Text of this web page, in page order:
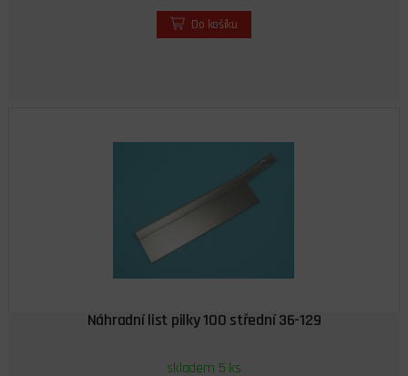
Do košíku
Náhradní list pilky 100 střední 36-129
skladem 5 ks